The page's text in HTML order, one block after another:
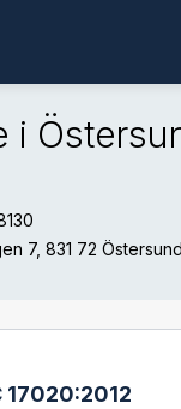
i
7, 831 72 Östersund
17020:2012